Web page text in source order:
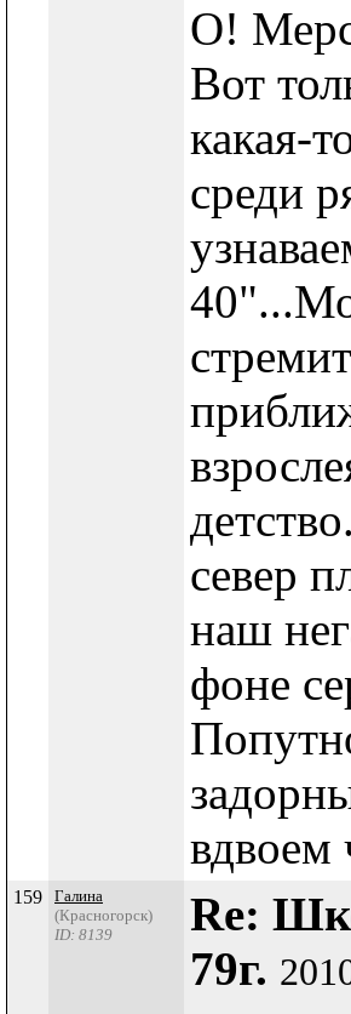
О!
Вот
какая-
среди
север
наш
фоне
вдвоем
159
Галина
(Красногорск)
ID: 8139
Re:
79г.